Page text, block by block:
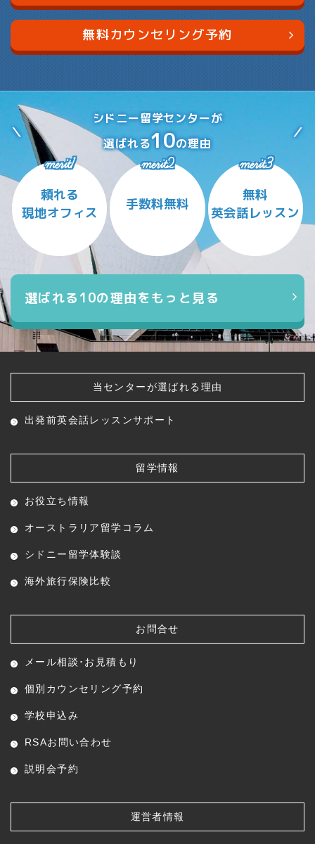
無料カウンセリング予約
シドニー留学センターが
選ばれる10の理由
merit1
頼れる
現地オフィス
merit2
手数料無料
merit3
無料
英会話レッスン
選ばれる10の理由をもっと見る
当センターが選ばれる理由
出発前英会話レッスンサポート
留学情報
お役立ち情報
オーストラリア留学コラム
シドニー留学体験談
海外旅行保険比較
お問合せ
メール相談･お見積もり
個別カウンセリング予約
学校申込み
RSAお問い合わせ
説明会予約
運営者情報